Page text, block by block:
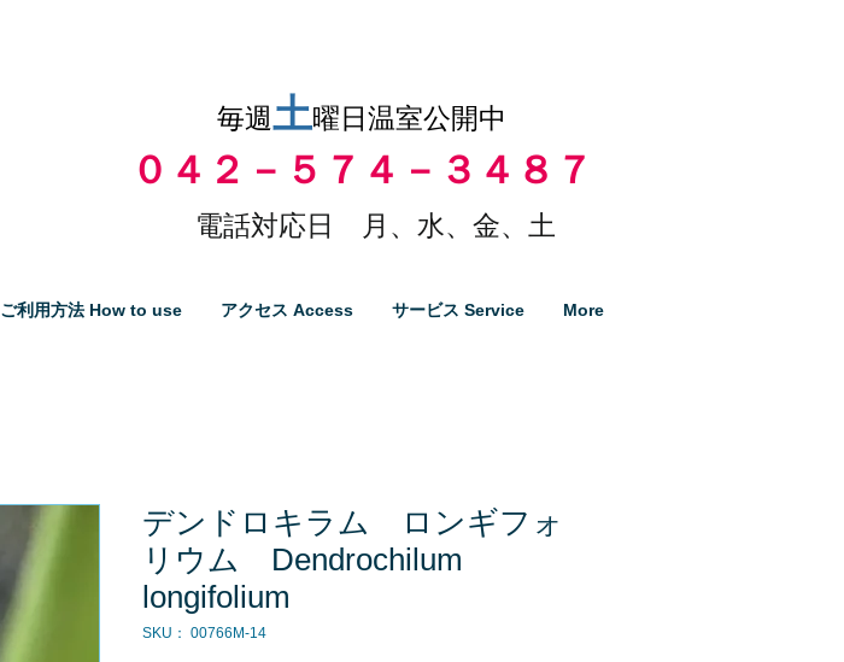
毎週土曜日温室公開中
０４２－５７４－３４８７
電話対応日 月、水、金、土
ご利用方法 How to use アクセス Access サービス Service More
デンドロキラム ロンギフォ
リウム Dendrochilum
longifolium
SKU： 00766M-14